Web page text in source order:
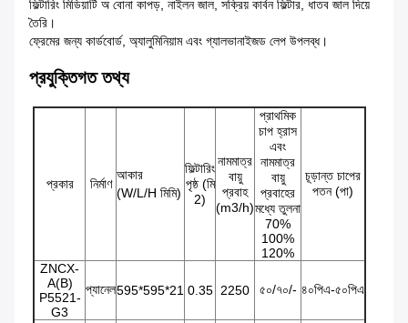
ফিল্টারিং মিডিয়াটি অ বোনা কাপড়, নাইলন জাল, সক্রিয় কার্বন ফিল্টার, ধাতব জাল দিয়ে
তৈরি।
ফ্রেমের জন্য কার্ডবোর্ড, অ্যালুমিনিয়াম এবং গ্যালভানাইজড লেপ উপলব্ধ।
প্রযুক্তিগত তথ্য
প্রকার নির্মাণ
আকার
(W/L/H মিমি)
ফিল্টারিং
পৃষ্ঠ (মি
2)
নামমাত্র
বায়ু
প্রবাহ
(m3/h)
প্রাথমিক
চাপ হ্রাস
এবং
নামমাত্র
বায়ু
প্রবাহের
মধ্যে তুলনা
70%
100%
120%
চূড়ান্ত চাপের
পতন (পা)
ZNCX-
A(B)
P5521-
G3
প্যানেল595*595*21 0.35 2250 ৫০/৭০/- ৪০পিএ-৫০পিএ